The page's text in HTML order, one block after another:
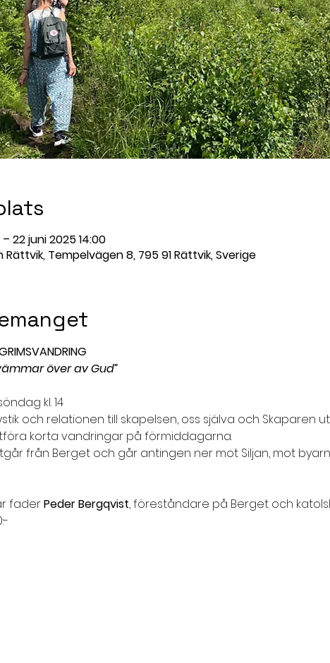
– 22 juni 2025 14:00
Rättvik, Tempelvägen 8, 795 91 Rättvik, Sverige
över av Gud”
kl. 14
och relationen till skapelsen, oss själva och Skaparen
korta vandringar på förmiddagarna.
från Berget och går antingen ner mot Siljan, mot
fader Peder Bergqvist,föreståndare på Berget och